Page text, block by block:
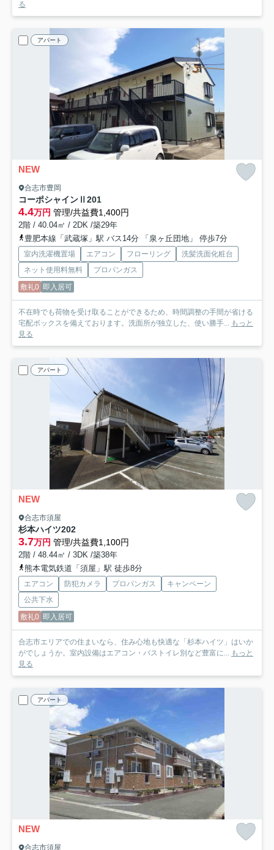
る
アパート
NEW
合志市豊岡
コーポシャインⅡ 201
4.4万円 管理/共益費1,400円
2階 / 40.04㎡ / 2DK /築29年
豊肥本線「武蔵塚」駅 バス14分 「泉ヶ丘団地」 停歩7分
室内洗濯機置場 エアコン フローリング
洗髪洗面化粧台
ネット使用料無料
プロパンガス
敷礼0 即入居可
不在時でも荷物を受け取ることができるため、時間調整の手間が省ける
宅配ボックスを備えております。洗面所が独立した、使い勝手... もっと
見る
アパート
NEW
合志市須屋
杉本ハイツ202
3.7万円 管理/共益費1,100円
2階 / 48.44㎡ / 3DK /築38年
熊本電気鉄道「須屋」駅 徒歩8分
エアコン 防犯カメラ プロパンガス
キャンペーン
公共下水
敷礼0 即入居可
合志市エリアでの住まいなら、住み心地も快適な「杉本ハイツ」はいか
がでしょうか。室内設備はエアコン・バストイレ別など豊富に... もっと
見る
アパート
NEW
合志市須屋